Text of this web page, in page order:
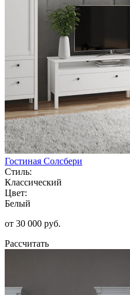
Гостиная Солсбери
Стиль:
Классический
Цвет:
Белый
от 30 000 руб.
Рассчитать